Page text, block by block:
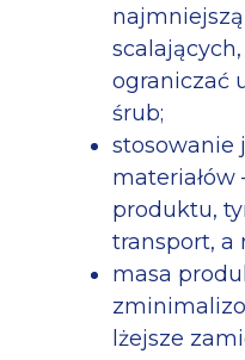
ograniczać
śrub;
stosowanie
materiałów
produktu,
transport, a
masa
lżejsze